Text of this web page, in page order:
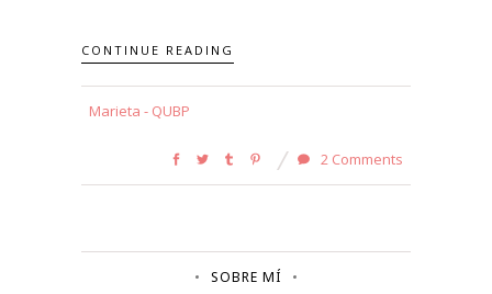
CONTINUE READING
Marieta - QUBP
2 Comments
SOBRE MÍ